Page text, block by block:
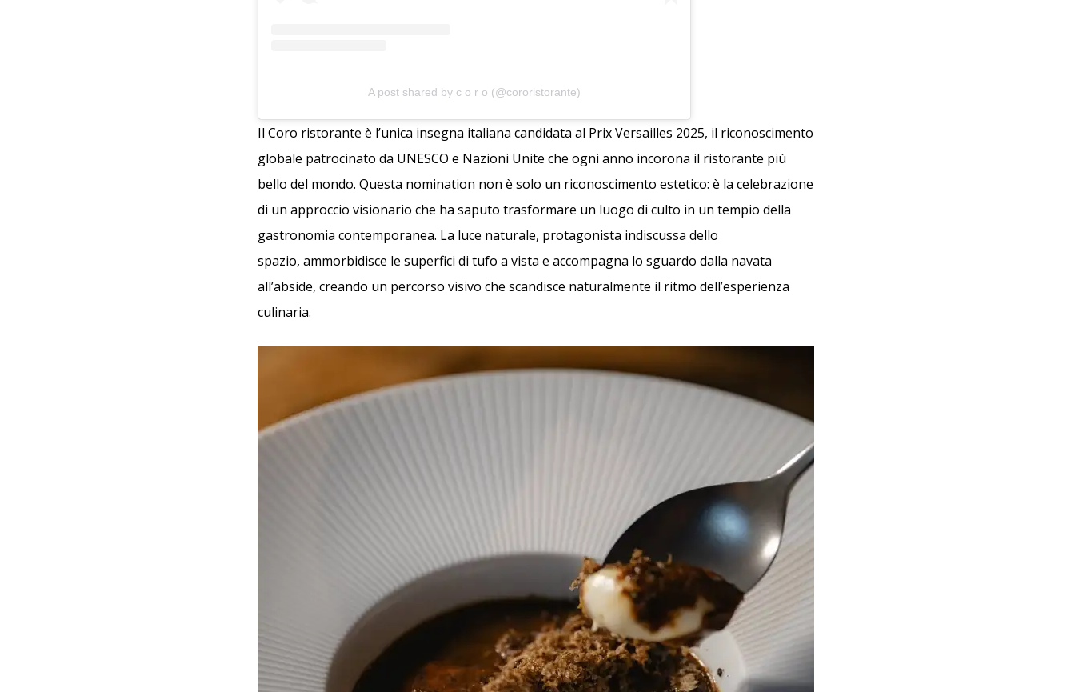
A post shared by c o r o (@cororistorante)
Il Coro ristorante è l’unica insegna italiana candidata al Prix Versailles 2025, il riconoscimento
globale patrocinato da UNESCO e Nazioni Unite che ogni anno incorona il ristorante più
bello del mondo. Questa nomination non è solo un riconoscimento estetico: è la celebrazione
di un approccio visionario che ha saputo trasformare un luogo di culto in un tempio della
gastronomia contemporanea. La luce naturale, protagonista indiscussa dello
spazio, ammorbidisce le superfici di tufo a vista e accompagna lo sguardo dalla navata
all’abside, creando un percorso visivo che scandisce naturalmente il ritmo dell’esperienza
culinaria.